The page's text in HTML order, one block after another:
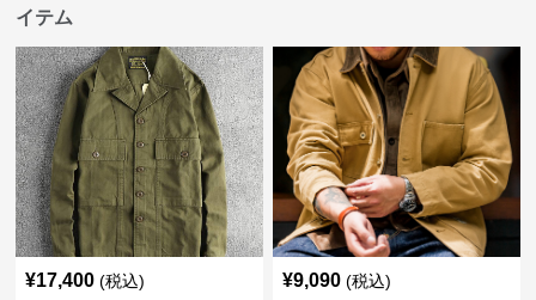
イテム
¥17,400 (税込) ¥9,090 (税込)